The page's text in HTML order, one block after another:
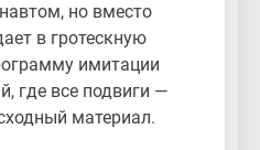
но вместо
в гротескную
имитации
где все подвиги —
материал.